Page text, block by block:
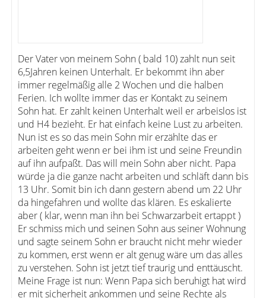
Der Vater von meinem Sohn ( bald 10) zahlt nun seit
6,5Jahren keinen Unterhalt. Er bekommt ihn aber
immer regelmäßig alle 2 Wochen und die halben
Ferien. Ich wollte immer das er Kontakt zu seinem
Sohn hat. Er zahlt keinen Unterhalt weil er arbeislos ist
und H4 bezieht. Er hat einfach keine Lust zu arbeiten.
Nun ist es so das mein Sohn mir erzählte das er
arbeiten geht wenn er bei ihm ist und seine Freundin
auf ihn aufpaßt. Das will mein Sohn aber nicht. Papa
würde ja die ganze nacht arbeiten und schläft dann bis
13 Uhr. Somit bin ich dann gestern abend um 22 Uhr
da hingefahren und wollte das klären. Es eskalierte
aber ( klar, wenn man ihn bei Schwarzarbeit ertappt )
Er schmiss mich und seinen Sohn aus seiner Wohnung
und sagte seinem Sohn er braucht nicht mehr wieder
zu kommen, erst wenn er alt genug wäre um das alles
zu verstehen. Sohn ist jetzt tief traurig und enttäuscht.
Meine Frage ist nun: Wenn Papa sich beruhigt hat wird
er mit sicherheit ankommen und seine Rechte als